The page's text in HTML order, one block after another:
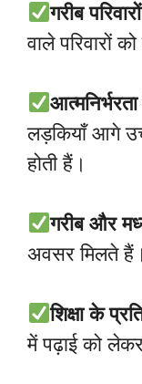
गरीब
वाले परिवारों
लड़कियाँ आगे
होती हैं।
गरीब और
अवसर मिलते हैं।
शिक्षा के
में पढ़ाई को